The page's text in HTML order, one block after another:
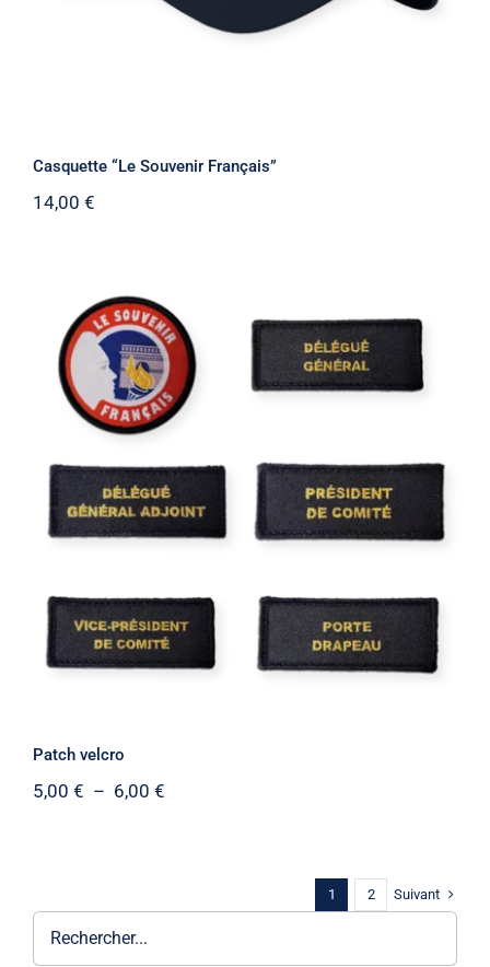
Casquette “Le Souvenir Français”
14,00 €
Patch velcro
Patch velcro
5,00 € – 6,00 €Plage
1 2 Suivant